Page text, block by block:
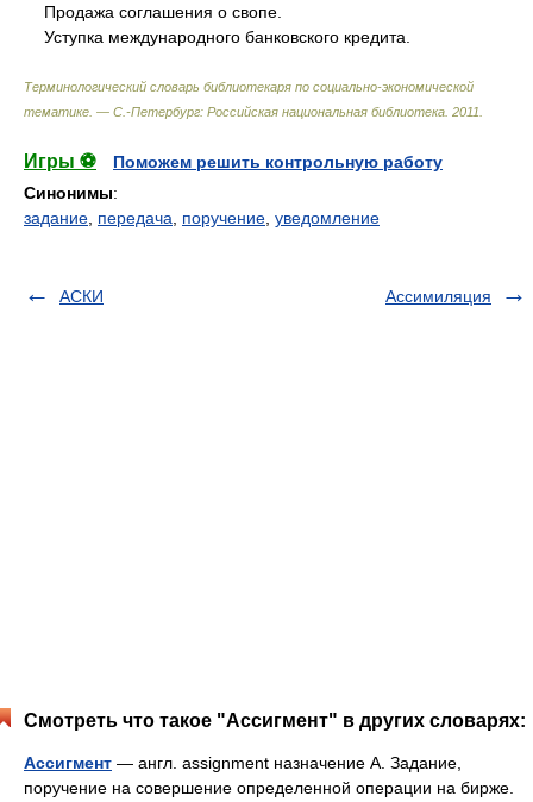
Продажа соглашения о свопе.
Уступка международного банковского кредита.
Терминологический словарь библиотекаря по социально-экономической
тематике. — С.-Петербург: Российская национальная библиотека 2011
Игры ⚽
Поможем решить контрольную работу
Синонимы:
задание передача поручение уведомление
АСКИ Ассимиляция
Смотреть что такое "Ассигмент" в других словарях:
Ассигмент — англ. assignment назначение А. Задание,
поручение на совершение определенной операции на бирже.